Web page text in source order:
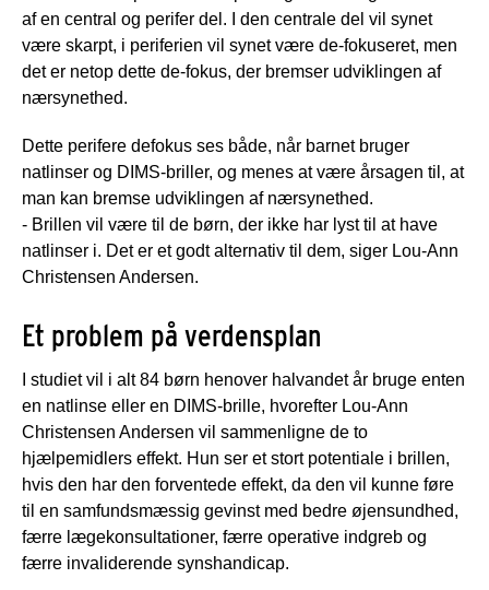
af en central og perifer del. I den centrale del vil synet
være skarpt, i periferien vil synet være de-fokuseret, men
det er netop dette de-fokus, der bremser udviklingen af
nærsynethed.
Dette perifere defokus ses både, når barnet bruger
natlinser og DIMS-briller, og menes at være årsagen til, at
man kan bremse udviklingen af nærsynethed.
- Brillen vil være til de børn, der ikke har lyst til at have
natlinser i. Det er et godt alternativ til dem, siger Lou-Ann
Christensen Andersen.
Et problem på verdensplan
I studiet vil i alt 84 børn henover halvandet år bruge enten
en natlinse eller en DIMS-brille, hvorefter Lou-Ann
Christensen Andersen vil sammenligne de to
hjælpemidlers effekt. Hun ser et stort potentiale i brillen,
hvis den har den forventede effekt, da den vil kunne føre
til en samfundsmæssig gevinst med bedre øjensundhed,
færre lægekonsultationer, færre operative indgreb og
færre invaliderende synshandicap.